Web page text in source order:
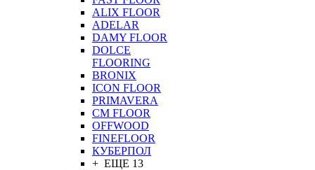
ALIX FLOOR
ADELAR
DAMY FLOOR
DOLCE
FLOORING
BRONIX
ICON FLOOR
PRIMAVERA
CM FLOOR
OFFWOOD
FINEFLOOR
КУБЕРПОЛ
+ ЕЩЕ 13